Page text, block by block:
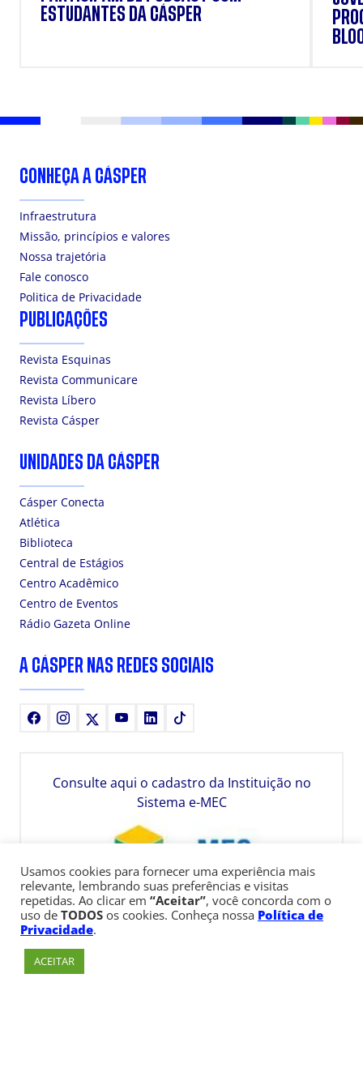
ESTUDANTES DA CÁSPER
CONHEÇA A CÁSPER
Infraestrutura
Missão, princípios e valores
Nossa trajetória
Fale conosco
Politica de Privacidade
PUBLICAÇÕES
Revista Esquinas
Revista Communicare
Revista Líbero
Revista Cásper
UNIDADES DA CÁSPER
Cásper Conecta
Atlética
Biblioteca
Central de Estágios
Centro Acadêmico
Centro de Eventos
Rádio Gazeta Online
A CÁSPER NAS REDES SOCIAIS
FacebookInstagram YoutubeLinkedIn
Consulte aqui o cadastro da Instituição no
Sistema e-MEC
Usamos cookies para fornecer uma experiência mais
relevante, lembrando suas preferências e visitas
repetidas. Ao clicar em “Aceitar”, você concorda com o
uso de TODOS os cookies. Conheça nossa Política de
Privacidade.
ACEITAR